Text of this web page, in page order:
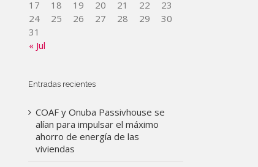
« Jul
17
18 19 20 21 22
23
24
25 26 27 28 29
30
31
Entradas recientes
COAF y Onuba Passivhouse se
alían para impulsar el máximo
ahorro de energía de las
viviendas